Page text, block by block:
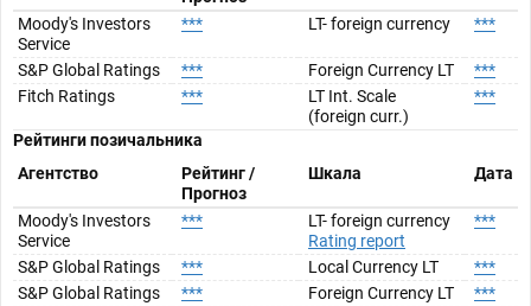
Moody's Investors
Service
*** LT- foreign currency ***
S&P Global Ratings *** Foreign Currency LT
***
Fitch Ratings
***
LT Int. Scale
(foreign curr.)
***
Рейтинги позичальника
Агентство
Рейтинг /
Прогноз
Шкала Дата
Moody's Investors
Service
***
LT- foreign currency
Rating report
***
S&P Global Ratings *** Local Currency LT
***
S&P Global Ratings
*** Foreign Currency LT
***